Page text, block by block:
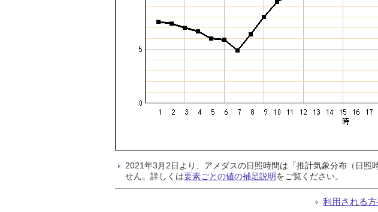
2021年3月2日より、アメダスの日照時間は「推計気象分布（日
せん。詳しくは要素ごとの値の補足説明をご覧ください。
利用される